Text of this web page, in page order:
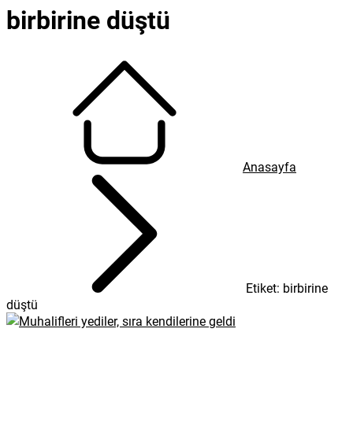
birbirine düştü
Anasayfa
Etiket: birbirine
düştü